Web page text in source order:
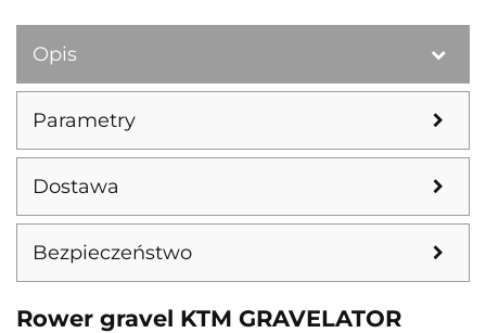
Opis
Parametry
Dostawa
Bezpieczeństwo
Rower gravel KTM GRAVELATOR